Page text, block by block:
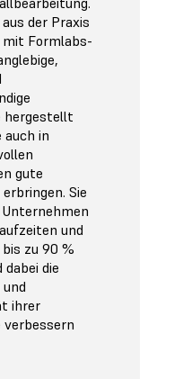
der Praxis
mit Formlabs-
hergestellt
auch in
gute
Sie
Unternehmen
und
zu 90 %
die
ihrer
verbessern